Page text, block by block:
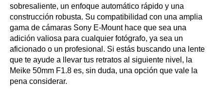
sobresaliente, un enfoque automático rápido y una
construcción robusta. Su compatibilidad con una amplia
gama de cámaras Sony E-Mount hace que sea una
adición valiosa para cualquier fotógrafo, ya sea un
aficionado o un profesional. Si estás buscando una lente
que te ayude a llevar tus retratos al siguiente nivel, la
Meike 50mm F1.8 es, sin duda, una opción que vale la
pena considerar.